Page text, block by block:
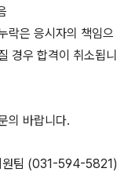
락은 응시자의 책임으
경우 합격이 취소됩니
의 바랍니다.
팀 (031-594-5821)